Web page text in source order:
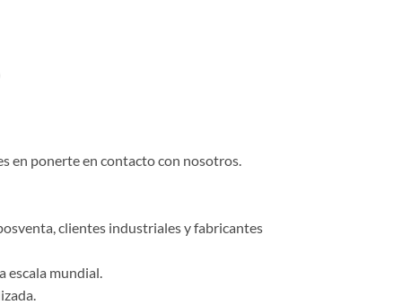
en ponerte en contacto con nosotros.
clientes industriales y fabricantes
escala mundial.